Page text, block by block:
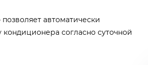
позволяет автоматически
кондиционера согласно суточной